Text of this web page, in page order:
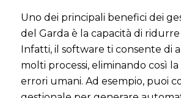
Uno dei principali benefici dei
del Garda è la capacità di
Infatti, il software ti consente di
molti processi, eliminando così la
errori umani. Ad esempio, puoi